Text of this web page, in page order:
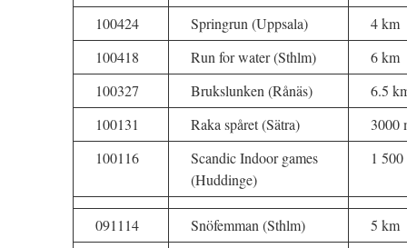
100424 Springrun (Uppsala)
4 km
100418
Run for water (Sthlm)
6 km
100327
Brukslunken (Rånäs)
6.5
100131
Raka spåret (Sätra)
3000
100116
Scandic Indoor games
(Huddinge)
1
091114 Snöfemman (Sthlm)
5 km